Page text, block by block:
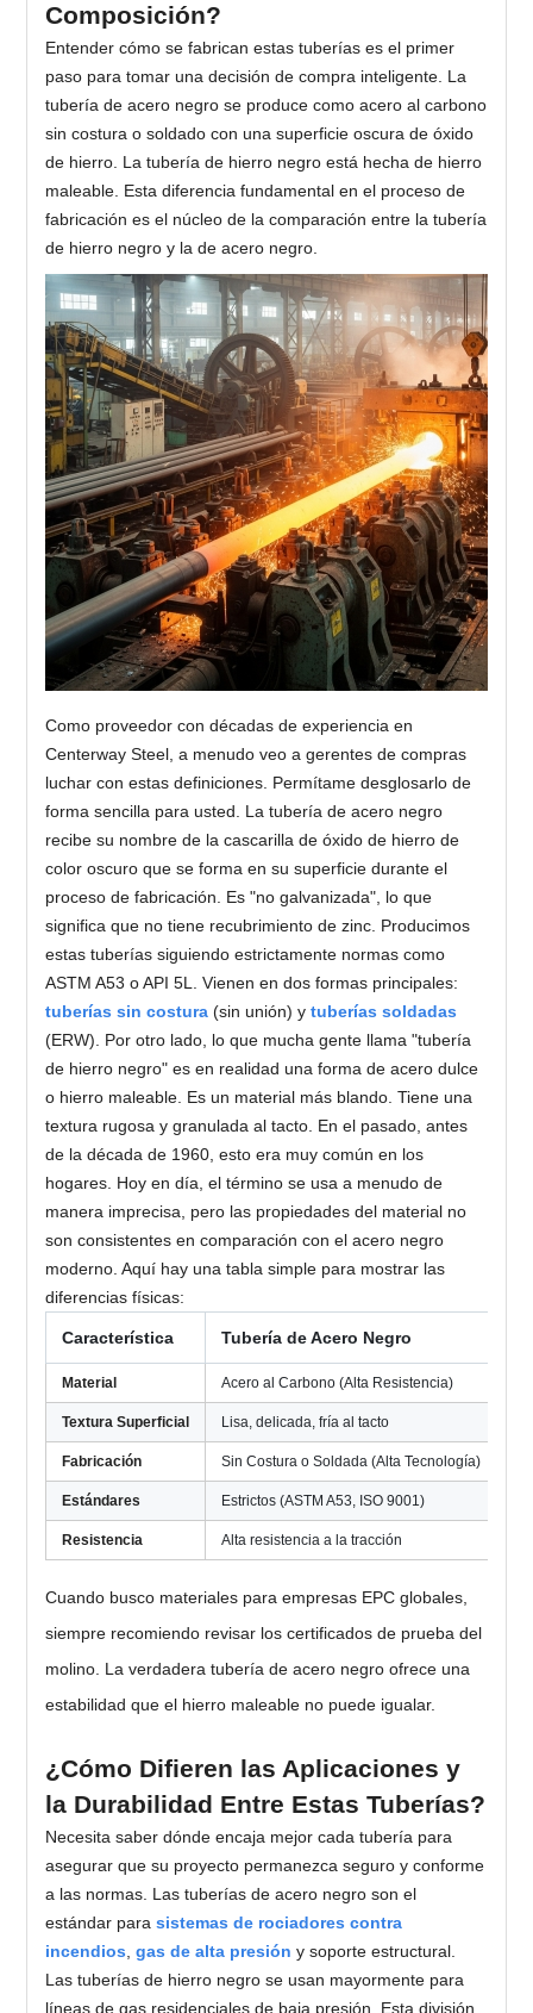
Composición?
Entender cómo se fabrican estas tuberías es el primer
paso para tomar una decisión de compra inteligente. La
tubería de acero negro se produce como acero al carbono
sin costura o soldado con una superficie oscura de óxido
de hierro. La tubería de hierro negro está hecha de hierro
maleable. Esta diferencia fundamental en el proceso de
fabricación es el núcleo de la comparación entre la tubería
de hierro negro y la de acero negro.
Como proveedor con décadas de experiencia en
Centerway Steel, a menudo veo a gerentes de compras
luchar con estas definiciones. Permítame desglosarlo de
forma sencilla para usted. La tubería de acero negro
recibe su nombre de la cascarilla de óxido de hierro de
color oscuro que se forma en su superficie durante el
proceso de fabricación. Es "no galvanizada", lo que
significa que no tiene recubrimiento de zinc. Producimos
estas tuberías siguiendo estrictamente normas como
ASTM A53 o API 5L. Vienen en dos formas principales:
tuberías sin costura (sin unión) ytuberías soldadas
(ERW). Por otro lado, lo que mucha gente llama "tubería
de hierro negro" es en realidad una forma de acero dulce
o hierro maleable. Es un material más blando. Tiene una
textura rugosa y granulada al tacto. En el pasado, antes
de la década de 1960, esto era muy común en los
hogares. Hoy en día, el término se usa a menudo de
manera imprecisa, pero las propiedades del material no
son consistentes en comparación con el acero negro
moderno. Aquí hay una tabla simple para mostrar las
diferencias físicas:
Característica Tubería de Acero Negro
Material Acero al Carbono (Alta Resistencia)
Textura Superficial Lisa, delicada, fría al tacto
Fabricación Sin Costura o Soldada (Alta Tecnología)
Estándares Estrictos (ASTM A53, ISO 9001)
Resistencia Alta resistencia a la tracción
Cuando busco materiales para empresas EPC globales,
siempre recomiendo revisar los certificados de prueba del
molino. La verdadera tubería de acero negro ofrece una
estabilidad que el hierro maleable no puede igualar.
¿Cómo Difieren las Aplicaciones y
la Durabilidad Entre Estas Tuberías?
Necesita saber dónde encaja mejor cada tubería para
asegurar que su proyecto permanezca seguro y conforme
a las normas. Las tuberías de acero negro son el
estándar parasistemas de rociadores contra
incendios,gas de alta presión y soporte estructural.
Las tuberías de hierro negro se usan mayormente para
líneas de gas residenciales de baja presión. Esta división